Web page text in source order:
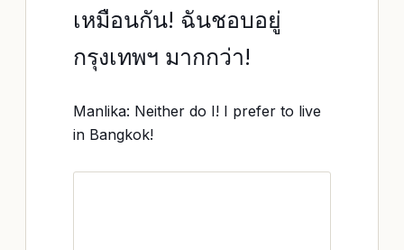
เหมือนกัน! ฉันชอบอยู่
กรุงเทพฯ มากกว่า!
Manlika: Neither do I! I prefer to live
in Bangkok!